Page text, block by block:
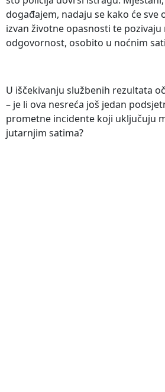
događajem, nadaju se kako će sve
izvan životne opasnosti te
odgovornost, osobito u noćnim
U iščekivanju službenih rezultata
– je li ova nesreća još jedan
prometne incidente koji uključuju
jutarnjim satima?